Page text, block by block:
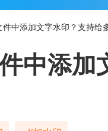
件中添加文字水印？支持给
中添加